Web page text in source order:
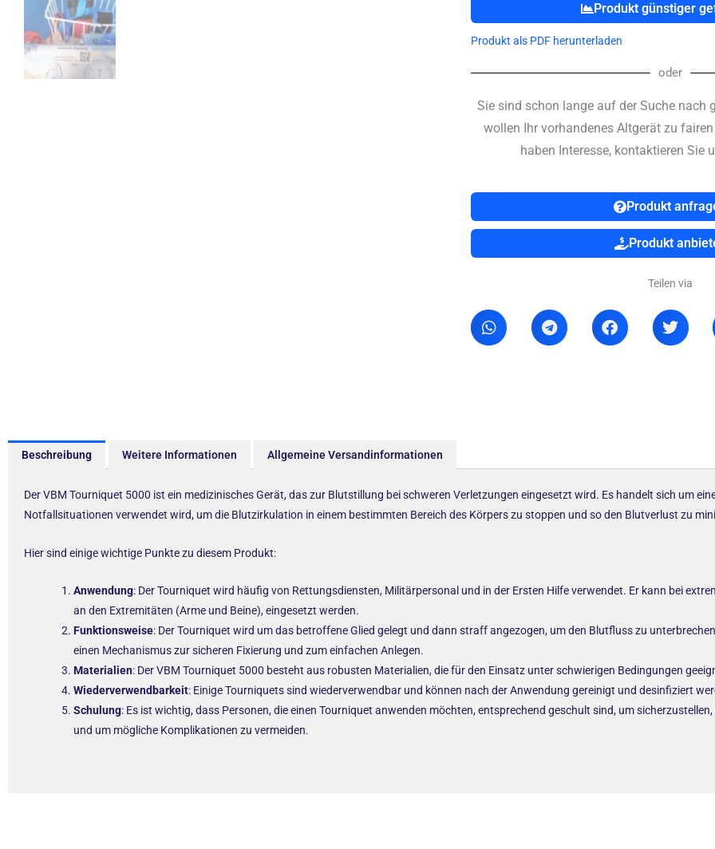
Produkt günstiger
Produkt als PDF herunterladen
oder
Sie sind schon lange auf der Suche nach
wollen Ihr vorhandenes Altgerät zu
haben Interesse, kontaktieren Sie
Produkt
Produkt
Teilen via
Beschreibung Weitere Informationen Allgemeine Versandinformationen
Der VBM Tourniquet 5000 ist ein medizinisches Gerät, das zur Blutstillung bei schweren Verletzungen eingesetzt wird. Es handelt sich um
Notfallsituationen verwendet wird, um die Blutzirkulation in einem bestimmten Bereich des Körpers zu stoppen und so den Blutverlust zu
Hier sind einige wichtige Punkte zu diesem Produkt:
Anwendung: Der Tourniquet wird häufig von Rettungsdiensten, Militärpersonal und in der Ersten Hilfe verwendet. Er kann bei
an den Extremitäten (Arme und Beine), eingesetzt werden.
Funktionsweise: Der Tourniquet wird um das betroffene Glied gelegt und dann straff angezogen, um den Blutfluss zu
einen Mechanismus zur sicheren Fixierung und zum einfachen Anlegen.
Materialien: Der VBM Tourniquet 5000 besteht aus robusten Materialien, die für den Einsatz unter schwierigen Bedingungen
Wiederverwendbarkeit: Einige Tourniquets sind wiederverwendbar und können nach der Anwendung gereinigt und desinfiziert
Schulung: Es ist wichtig, dass Personen, die einen Tourniquet anwenden möchten, entsprechend geschult sind, um
und um mögliche Komplikationen zu vermeiden.